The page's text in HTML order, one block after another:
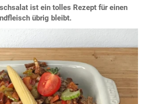
ist ein tolles Rezept für einen
übrig bleibt.